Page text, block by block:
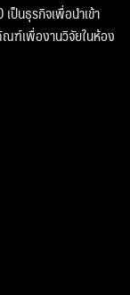
ป็นธุรกิจเพื่อนำเข้า
ณฑ์เพื่องานวิจัยในห้อง